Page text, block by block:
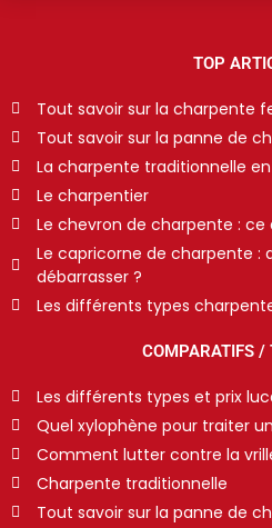
TOP
Tout savoir sur la charpente
Tout savoir sur la panne de
La charpente traditionnelle
Le charpentier
Le chevron de charpente : ce
Le capricorne de charpente :
débarrasser ?
Les différents types
COMPARATIFS /
Les différents types et prix
Quel xylophène pour traiter
Comment lutter contre la
Charpente traditionnelle
Tout savoir sur la panne de